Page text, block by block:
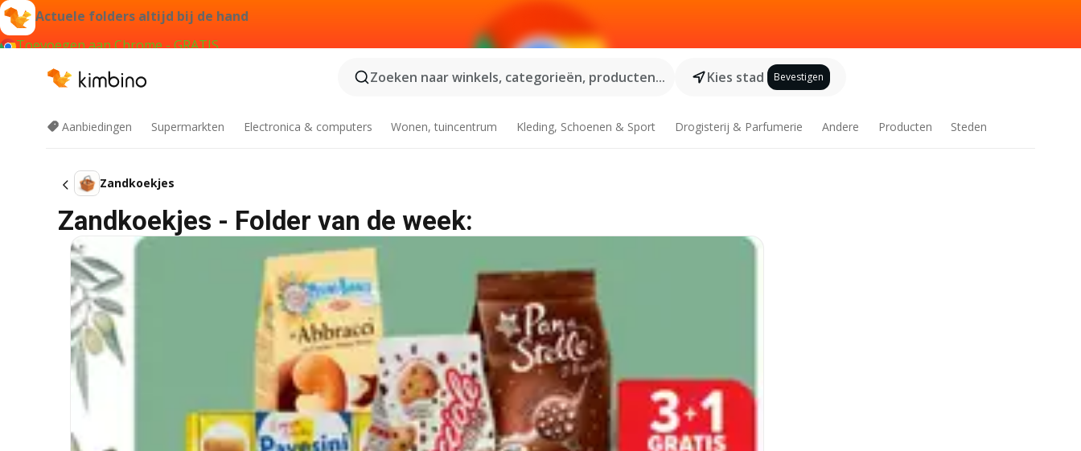
Actuele folders altijd bij de hand
Toevoegen aan Chrome - GRATIS
Zoeken naar winkels, categorieën, producten...
Kies stad Bevestigen
Aanbiedingen Supermarkten Electronica & computers Wonen, tuincentrum Kleding, Schoenen & Sport Drogisterij & Parfumerie Andere Producten Steden
Zandkoekjes
Zandkoekjes - Folder van de week: